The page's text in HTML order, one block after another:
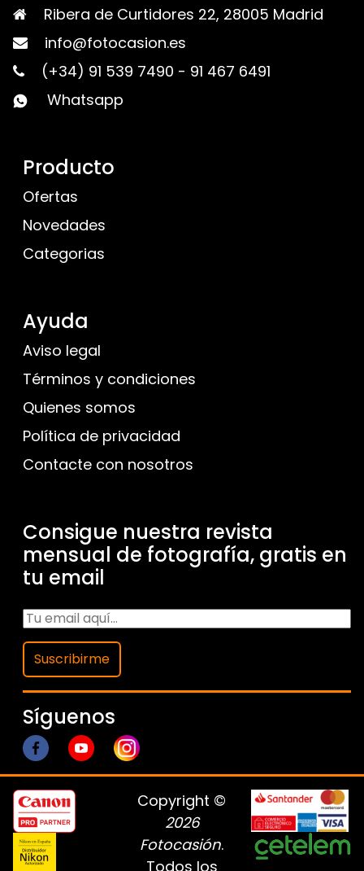
Ribera de Curtidores 22, 28005 Madrid
info@fotocasion.es
(+34) 91 539 7490 - 91 467 6491
Whatsapp
Producto
Ofertas
Novedades
Categorias
Ayuda
Aviso legal
Términos y condiciones
Quienes somos
Política de privacidad
Contacte con nosotros
Consigue nuestra revista
mensual de fotografía, gratis en
tu email
Suscribirme
Síguenos
Copyright ©
2026
Fotocasión.
Todos los